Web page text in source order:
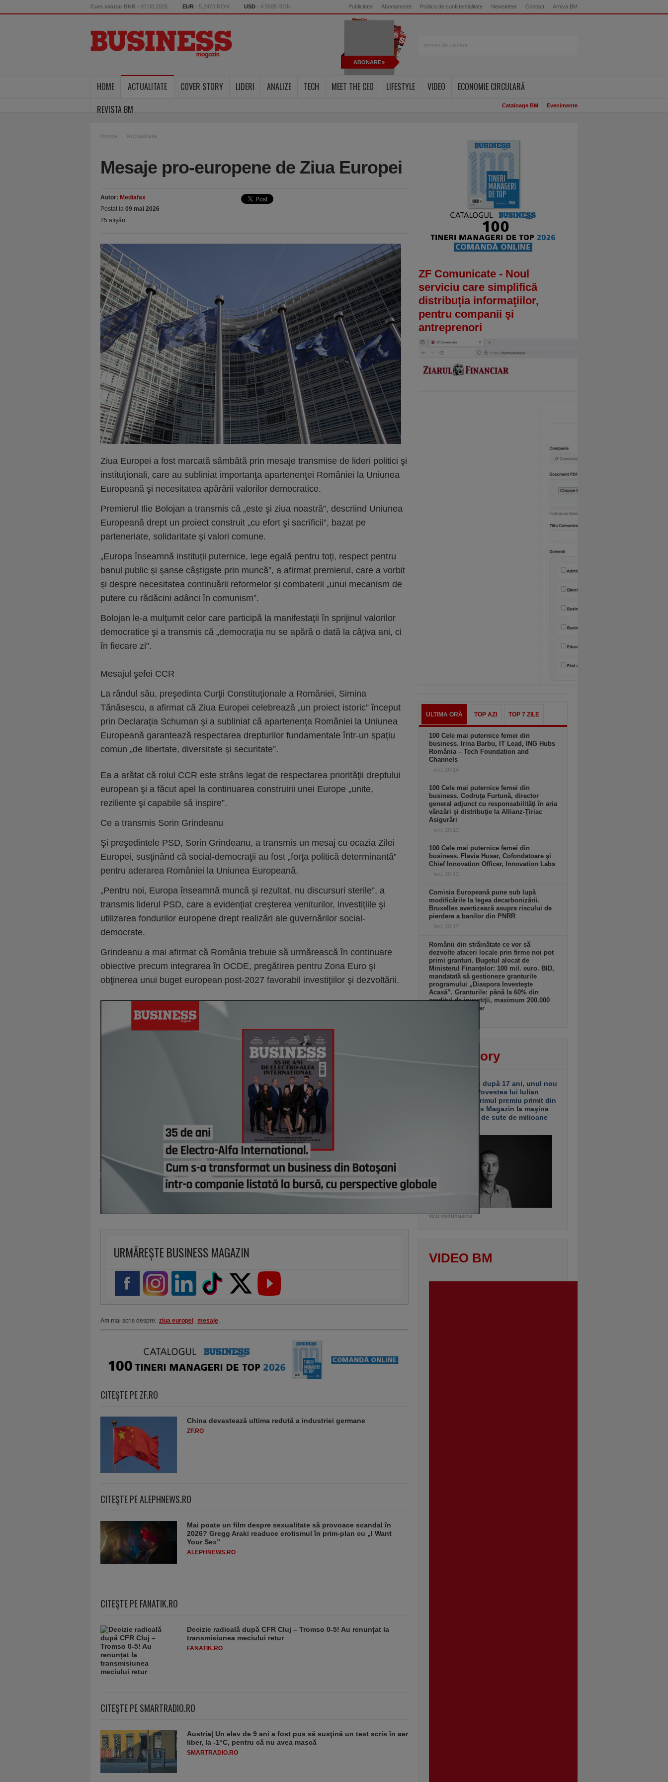
Curs valutar BNR - 07.08.2026 EUR - 5.2473 RON USD - 4.5595 RON Publicitate Abonamente Politica de confidentialitate Newsletter Contact Arhiva BM
ABONARE
HOME ACTUALITATE COVER STORY LIDERI ANALIZE TECH MEET THE CEO LIFESTYLE VIDEO
ECONOMIE CIRCULARĂ
REVISTA BM
Cataloage BM Evenimente
Home Actualitate
Mesaje pro-europene de Ziua Europei
Autor: Mediafax
Postat la 09 mai 2026
25 afişări
Ziua Europei a fost marcată sâmbătă prin mesaje transmise de lideri politici şi
instituţionali, care au subliniat importanţa apartenenţei României la Uniunea
Europeană şi necesitatea apărării valorilor democratice.
Premierul Ilie Bolojan a transmis că „este şi ziua noastră”, descriind Uniunea
Europeană drept un proiect construit „cu efort şi sacrificii”, bazat pe
parteneriate, solidaritate şi valori comune.
„Europa înseamnă instituţii puternice, lege egală pentru toţi, respect pentru
banul public şi şanse câştigate prin muncă”, a afirmat premierul, care a vorbit
şi despre necesitatea continuării reformelor şi combaterii „unui mecanism de
putere cu rădăcini adânci în comunism”.
Bolojan le-a mulţumit celor care participă la manifestaţii în sprijinul valorilor
democratice şi a transmis că „democraţia nu se apără o dată la câţiva ani, ci
în fiecare zi”.
Mesajul şefei CCR
La rândul său, preşedinta Curţii Constituţionale a României, Simina
Tănăsescu, a afirmat că Ziua Europei celebrează „un proiect istoric” început
prin Declaraţia Schuman şi a subliniat că apartenenţa României la Uniunea
Europeană garantează respectarea drepturilor fundamentale într-un spaţiu
comun „de libertate, diversitate şi securitate”.
Ea a arătat că rolul CCR este strâns legat de respectarea priorităţii dreptului
european şi a făcut apel la continuarea construirii unei Europe „unite,
reziliente şi capabile să inspire”.
Ce a transmis Sorin Grindeanu
Şi preşedintele PSD, Sorin Grindeanu, a transmis un mesaj cu ocazia Zilei
Europei, susţinând că social-democraţii au fost „forţa politică determinantă”
pentru aderarea României la Uniunea Europeană.
„Pentru noi, Europa înseamnă muncă şi rezultat, nu discursuri sterile”, a
transmis liderul PSD, care a evidenţiat creşterea veniturilor, investiţiile şi
utilizarea fondurilor europene drept realizări ale guvernărilor social-
democrate.
Grindeanu a mai afirmat că România trebuie să urmărească în continuare
obiective precum integrarea în OCDE, pregătirea pentru Zona Euro şi
obţinerea unui buget european post-2027 favorabil investiţiilor şi dezvoltării.
URMĂREȘTE BUSINESS MAGAZIN
Am mai scris despre: ziua europei, mesaje,
CITEŞTE PE ZF.RO
China devastează ultima redută a industriei germane
ZF.RO
CITEŞTE PE ALEPHNEWS.RO
Mai poate un film despre sexualitate să provoace scandal în
2026? Gregg Araki readuce erotismul în prim-plan cu „I Want
Your Sex”
ALEPHNEWS.RO
CITEŞTE PE FANATIK.RO
Decizie radicală după CFR Cluj – Tromso 0-5! Au renunțat la
transmisiunea meciului retur
FANATIK.RO
CITEŞTE PE SMARTRADIO.RO
Austria| Un elev de 9 ani a fost pus să susţină un test scris în aer
liber, la -1°C, pentru că nu avea mască
SMARTRADIO.RO
ZF Comunicate - Noul
serviciu care simplifică
distribuţia informaţiilor,
pentru companii şi
antreprenori
ULTIMA ORĂ TOP AZI TOP 7 ZILE
100 Cele mai puternice femei din
business. Irina Barbu, IT Lead, ING Hubs
România – Tech Foundation and
Channels
ieri, 20:14
100 Cele mai puternice femei din
business. Codruţa Furtună, director
general adjunct cu responsabilităţi în aria
vânzări şi distribuţie la Allianz-Ţiriac
Asigurări
ieri, 20:13
100 Cele mai puternice femei din
business. Flavia Husar, Cofondatoare şi
Chief Innovation Officer, Innovation Labs
ieri, 20:13
Comisia Europeană pune sub lupă
modificările la legea decarbonizării.
Bruxelles avertizează asupra riscului de
pierdere a banilor din PNRR
ieri, 19:17
Românii din străinătate ce vor să
dezvolte afaceri locale prin firme noi pot
primi granturi. Bugetul alocat de
Ministerul Finanţelor: 100 mil. euro. BID,
mandatată să gestioneze granturile
programului „Diaspora Investeşte
Acasă”. Granturile: până la 60% din
creditul de investiţii, maximum 200.000
de euro/beneficiar
Cover story
Un pariu închis după 17 ani, unul nou
abia deschis. Povestea lui Iulian
Stanciu de la primul premiu primit din
partea Business Magazin la maşina
lui de investiţii de sute de milioane
vezi continuarea
VIDEO BM